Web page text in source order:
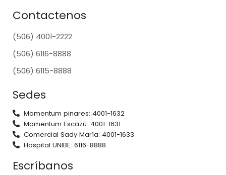
Contactenos
(506) 4001-2222
(506) 6116-8888
(506) 6115-8888
Sedes
Momentum pinares: 4001-1632
Momentum Escazú: 4001-1631
Comercial Sady María: 4001-1633
Hospital UNIBE: 6116-8888
Escríbanos